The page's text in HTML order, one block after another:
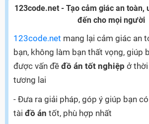
123code.net - Tạo cảm giác an toàn,
đến cho mọi người
123code.net mang lại cảm giác an
bạn, không làm bạn thất vọng, giúp
được vấn đề đồ án tốt nghiệp ở
tương lai
- Đưa ra giải pháp, góp ý giúp bạn
tài đồ án tốt, phù hợp nhất